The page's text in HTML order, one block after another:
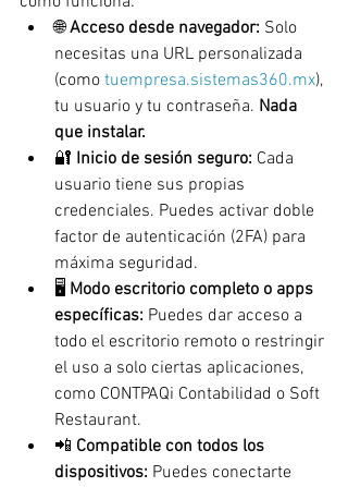
🌐 Acceso desde navegador: Solo
necesitas una URL personalizada
(como tuempresa.sistemas360.mx),
tu usuario y tu contraseña. Nada
que instalar.
🔐 Inicio de sesión seguro: Cada
usuario tiene sus propias
credenciales. Puedes activar doble
factor de autenticación (2FA) para
máxima seguridad.
🖥️ Modo escritorio completo o apps
específicas: Puedes dar acceso a
todo el escritorio remoto o restringir
el uso a solo ciertas aplicaciones,
como CONTPAQi Contabilidad o Soft
Restaurant.
📲 Compatible con todos los
dispositivos: Puedes conectarte